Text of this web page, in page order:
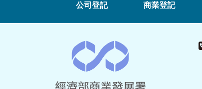
公司登記 商業登記